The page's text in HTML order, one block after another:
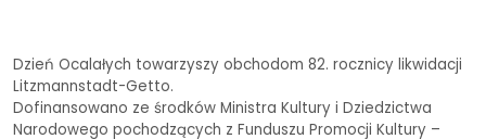
Dzień Ocalałych towarzyszy obchodom 82. rocznicy likwidacji
Litzmannstadt-Getto.
Dofinansowano ze środków Ministra Kultury i Dziedzictwa
Narodowego pochodzących z Funduszu Promocji Kultury –